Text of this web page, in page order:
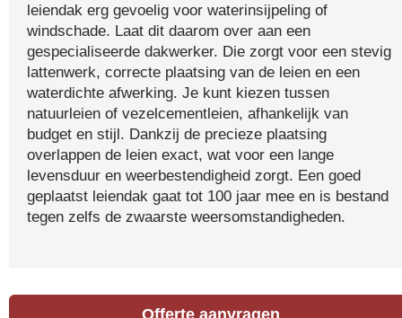
leiendak erg gevoelig voor waterinsijpeling of
windschade. Laat dit daarom over aan een
gespecialiseerde dakwerker. Die zorgt voor een stevig
lattenwerk, correcte plaatsing van de leien en een
waterdichte afwerking. Je kunt kiezen tussen
natuurleien of vezelcementleien, afhankelijk van
budget en stijl. Dankzij de precieze plaatsing
overlappen de leien exact, wat voor een lange
levensduur en weerbestendigheid zorgt. Een goed
geplaatst leiendak gaat tot 100 jaar mee en is bestand
tegen zelfs de zwaarste weersomstandigheden.
Offerte aanvragen